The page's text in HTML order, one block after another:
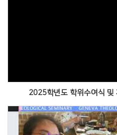
2025학년도 학위수여식 및